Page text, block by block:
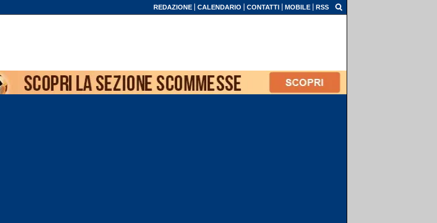
REDAZIONE CALENDARIO CONTATTI MOBILE RSS